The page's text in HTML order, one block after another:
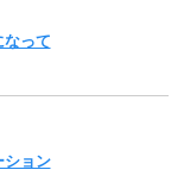
なって
ション